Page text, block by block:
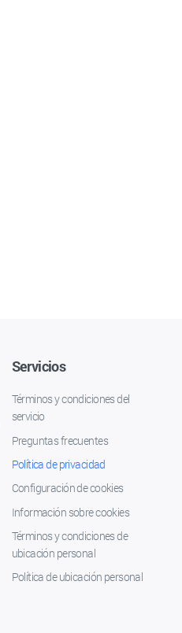
Servicios
Términos y condiciones del
servicio
Preguntas frecuentes
Política de privacidad
Configuración de cookies
Información sobre cookies
Términos y condiciones de
ubicación personal
Política de ubicación personal